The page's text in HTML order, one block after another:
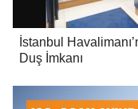
İstanbul
Duş İmkanı